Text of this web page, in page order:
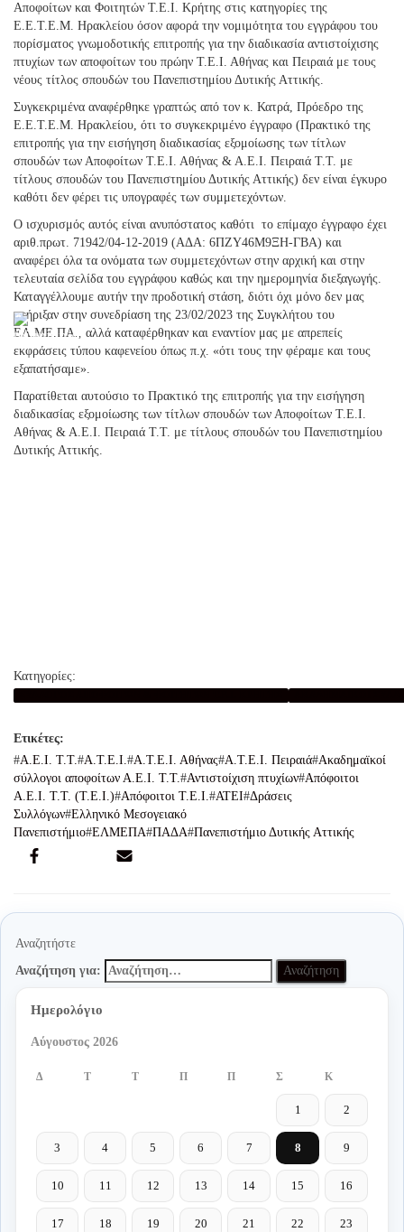
Αποφοίτων και Φοιτητών Τ.Ε.Ι. Κρήτης στις κατηγορίες της
Ε.Ε.Τ.Ε.Μ. Ηρακλείου όσον αφορά την νομιμότητα του εγγράφου του
πορίσματος γνωμοδοτικής επιτροπής για την διαδικασία αντιστοίχισης
πτυχίων των αποφοίτων του πρώην Τ.Ε.Ι. Αθήνας και Πειραιά με τους
νέους τίτλος σπουδών του Πανεπιστημίου Δυτικής Αττικής.
Συγκεκριμένα αναφέρθηκε γραπτώς από τον κ. Κατρά, Πρόεδρο της
Ε.Ε.Τ.Ε.Μ. Ηρακλείου, ότι το συγκεκριμένο έγγραφο (Πρακτικό της
επιτροπής για την εισήγηση διαδικασίας εξομοίωσης των τίτλων
σπουδών των Αποφοίτων Τ.Ε.Ι. Αθήνας & Α.Ε.Ι. Πειραιά Τ.Τ. με
τίτλους σπουδών του Πανεπιστημίου Δυτικής Αττικής) δεν είναι έγκυρο
καθότι δεν φέρει τις υπογραφές των συμμετεχόντων.
Ο ισχυρισμός αυτός είναι ανυπόστατος καθότι το επίμαχο έγγραφο έχει
αριθ.πρωτ. 71942/04-12-2019 (ΑΔΑ: 6ΠΖΥ46Μ9ΞΗ-ΓΒΑ) και
αναφέρει όλα τα ονόματα των συμμετεχόντων στην αρχική και στην
τελευταία σελίδα του εγγράφου καθώς και την ημερομηνία διεξαγωγής.
Καταγγέλλουμε αυτήν την προδοτική στάση, διότι όχι μόνο δεν μας
στήριξαν στην συνεδρίαση της 23/02/2023 της Συγκλήτου του
ΕΛ.ΜΕ.ΠΑ., αλλά καταφέρθηκαν και εναντίον μας με απρεπείς
εκφράσεις τύπου καφενείου όπως π.χ. «ότι τους την φέραμε και τους
εξαπατήσαμε».
Παρατίθεται αυτούσιο το Πρακτικό της επιτροπής για την εισήγηση
διαδικασίας εξομοίωσης των τίτλων σπουδών των Αποφοίτων Τ.Ε.Ι.
Αθήνας & Α.Ε.Ι. Πειραιά Τ.Τ. με τίτλους σπουδών του Πανεπιστημίου
Δυτικής Αττικής.
Κατηγορίες:
Α.Ε.Ι. Τ.Τ. Α.Τ.Ε.Ι. Α.Τ.Ε.Ι. Αθήνας Α.Τ.Ε.Ι. Πειραιά Ακαδημαϊκοί
σύλλογοι αποφοίτων Α.Ε.Ι. Τ.Τ. Αντιστοίχιση πτυχίων Απόφοιτοι
Α.Ε.Ι. Τ.Τ. (Τ.Ε.Ι.) Απόφοιτοι Τ.Ε.Ι. ΑΤΕΙ Δράσεις
Συλλόγων Ελληνικό Μεσογειακό
Πανεπιστήμιο ΕΛΜΕΠΑ ΠΑΔΑ Πανεπιστήμιο Δυτικής Αττικής
Αναζητήστε
Αναζήτηση για:
Ημερολόγιο
Αύγουστος 2026
Δ Τ Τ Π Π Σ Κ
1 2
3 4 5 6 7 8 9
10 11 12 13 14 15 16
17 18 19 20 21 22 23